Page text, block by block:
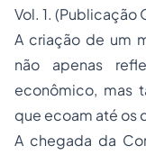
Vol. 1. (Publicação
A criação de um
não apenas
econômico, mas
que ecoam até os
A chegada da